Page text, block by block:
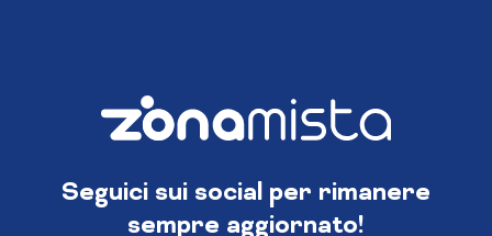
Seguici sui social per rimanere
sempre aggiornato!